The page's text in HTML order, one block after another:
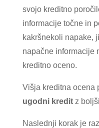
svojo kreditno
informacije točne in
kakršnekoli napake,
napačne informacije
kreditno oceno.
Višja kreditna ocena
ugodni kreditz
Naslednji korak je